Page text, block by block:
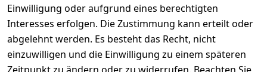
Einwilligung oder aufgrund eines berechtigten
Interesses erfolgen. Die Zustimmung kann erteilt oder
abgelehnt werden. Es besteht das Recht, nicht
einzuwilligen und die Einwilligung zu einem späteren
Impressum
Datenschutze
rklärung
Barrierefreihe
Registrieren